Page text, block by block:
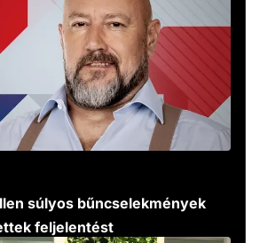
súlyos bűncselekmények
feljelentést